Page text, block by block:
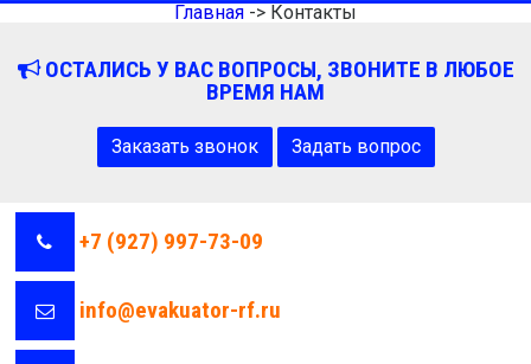
Главная -> Контакты
ОСТАЛИСЬ У ВАС ВОПРОСЫ, ЗВОНИТЕ В ЛЮБОЕ
ВРЕМЯ НАМ
Заказать звонок Задать вопрос
+7 (927) 997-73-09
info@evakuator-rf.ru